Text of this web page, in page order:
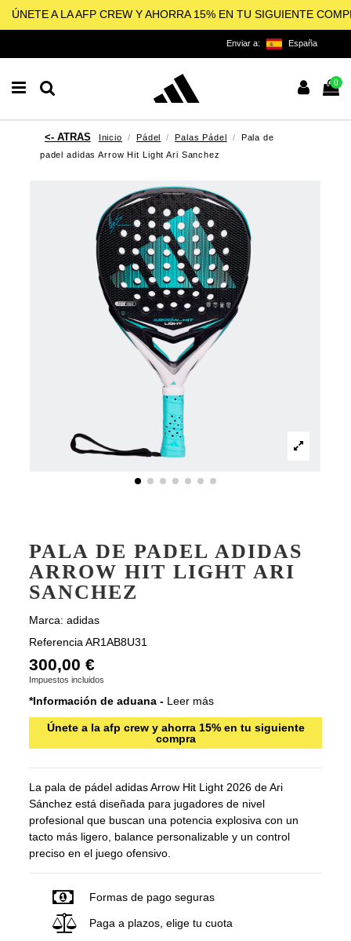
ÚNETE A LA AFP CREW Y AHORRA 15% EN TU SIGUIENTE
Enviar a: España
0
Inicio Pádel Palas Pádel
Pala de
padel adidas Arrow Hit Light Ari Sanchez
PALA DE PADEL ADIDAS
ARROW HIT LIGHT ARI
SANCHEZ
Marca: adidas
Referencia AR1AB8U31
300,00 €
Impuestos incluidos
*Información de aduana - Leer más
Únete a la afp crew y ahorra 15% en tu siguiente
compra
La pala de pádel adidas Arrow Hit Light 2026 de Ari
Sánchez está diseñada para jugadores de nivel
profesional que buscan una potencia explosiva con un
tacto más ligero, balance personalizable y un control
preciso en el juego ofensivo.
Formas de pago seguras
Paga a plazos, elige tu cuota